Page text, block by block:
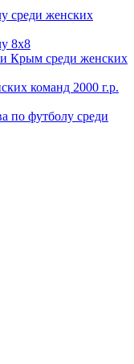
среди женских
8х8
Крым среди женских
команд 2000 г.р.
по футболу среди